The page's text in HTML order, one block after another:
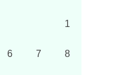
1
6 7 8